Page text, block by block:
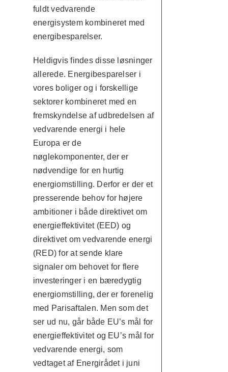
fuldt vedvarende
energisystem kombineret med
energibesparelser.
Heldigvis findes disse løsninger
allerede. Energibesparelser i
vores boliger og i forskellige
sektorer kombineret med en
fremskyndelse af udbredelsen af
vedvarende energi i hele
Europa er de
nøglekomponenter, der er
nødvendige for en hurtig
energiomstilling. Derfor er der et
presserende behov for højere
ambitioner i både direktivet om
energieffektivitet (EED) og
direktivet om vedvarende energi
(RED) for at sende klare
signaler om behovet for flere
investeringer i en bæredygtig
energiomstilling, der er forenelig
med Parisaftalen. Men som det
ser ud nu, går både EU’s mål for
energieffektivitet og EU’s mål for
vedvarende energi, som
vedtaget af Energirådet i juni